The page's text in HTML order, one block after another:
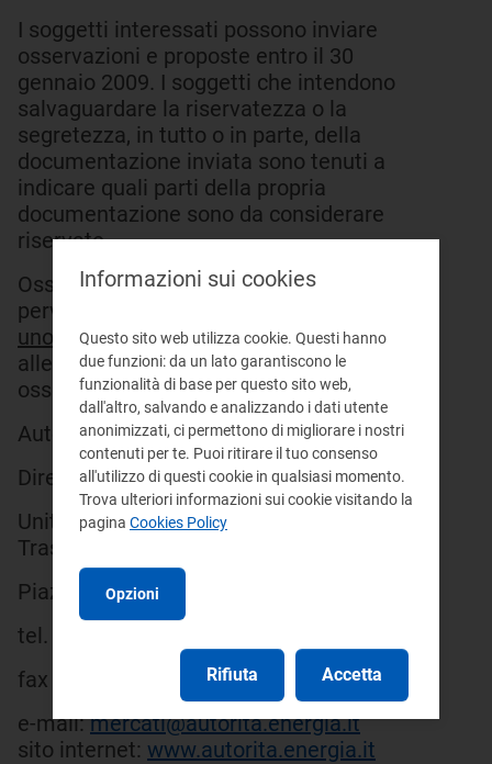
I soggetti interessati possono inviare
osservazioni e proposte entro il 30
gennaio 2009. I soggetti che intendono
salvaguardare la riservatezza o la
segretezza, in tutto o in parte, della
documentazione inviata sono tenuti a
indicare quali parti della propria
documentazione sono da considerare
riservate.
Osservazioni e proposte dovranno
pervenire al seguente indirizzo tramite
uno solodi questi mezzi: e-mail con
allegato il documento contenente le
osservazioni (preferibile), fax o posta a:
Autorità per l'energia elettrica e il gas
Direzione Mercati
Unità Dispacciamento,
Trasporto/Trasmissione e Stoccaggio
Piazza Cavour 5 - 20121 Milano
tel. 02.655.65.336/284/290
fax 02.655.65.265
e-mail:mercati@autorita.energia.it
sito internet: www.autorita.energia.it
Informazioni sui cookies
Questo sito web utilizza cookie. Questi hanno
due funzioni: da un lato garantiscono le
funzionalità di base per questo sito web,
dall'altro, salvando e analizzando i dati utente
anonimizzati, ci permettono di migliorare i nostri
contenuti per te. Puoi ritirare il tuo consenso
all'utilizzo di questi cookie in qualsiasi momento.
Trova ulteriori informazioni sui cookie visitando la
pagina Cookies Policy
Opzioni
Rifiuta Accetta